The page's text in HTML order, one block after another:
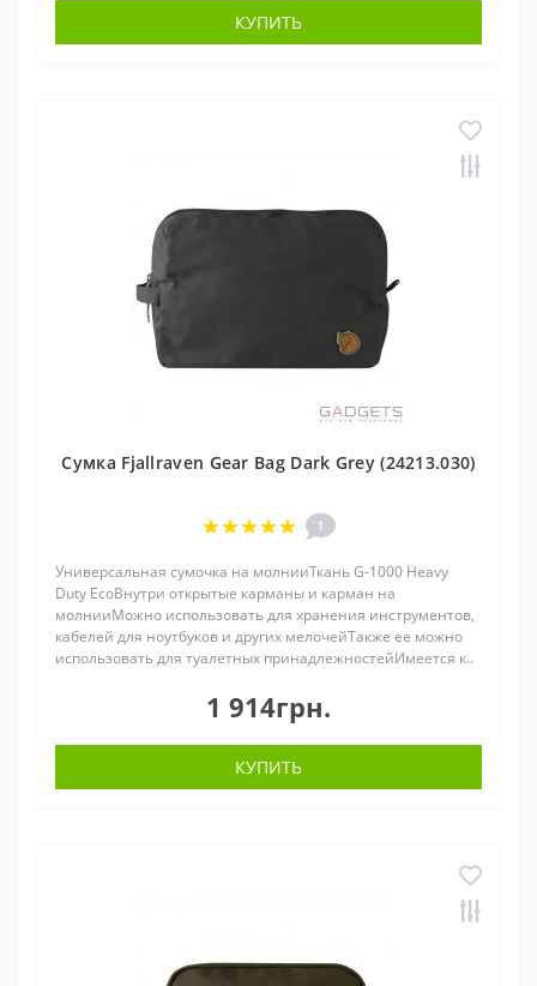
КУПИТЬ
Сумка Fjallraven Gear Bag Dark Grey (24213.030)
1
Универсальная сумочка на молнииТкань G-1000 Heavy
Duty EcoВнутри открытые карманы и карман на
молнииМожно использовать для хранения инструментов,
кабелей для ноутбуков и других мелочейТакже ее можно
использовать для туалетных принадлежностейИмеется к..
1 914грн.
КУПИТЬ